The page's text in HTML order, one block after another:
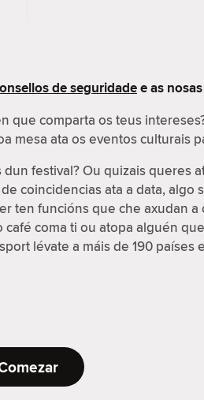
de seguridadee as
que comparta os teus
mesa ata os eventos culturais
festival? Ou quizais queres
coincidencias ata a data, algo
ten funcións que che axudan
coma ti ou atopa alguén
lévate a máis de 190